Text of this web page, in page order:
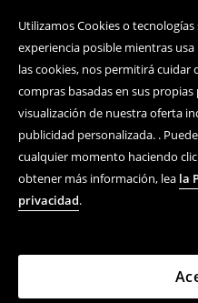
Utilizamos Cookies o
experiencia posible mientras
las cookies, nos permitirá cuidar
compras basadas en sus
visualización de nuestra oferta
publicidad personalizada. .
cualquier momento haciendo
obtener más información, lea la
privacidad.